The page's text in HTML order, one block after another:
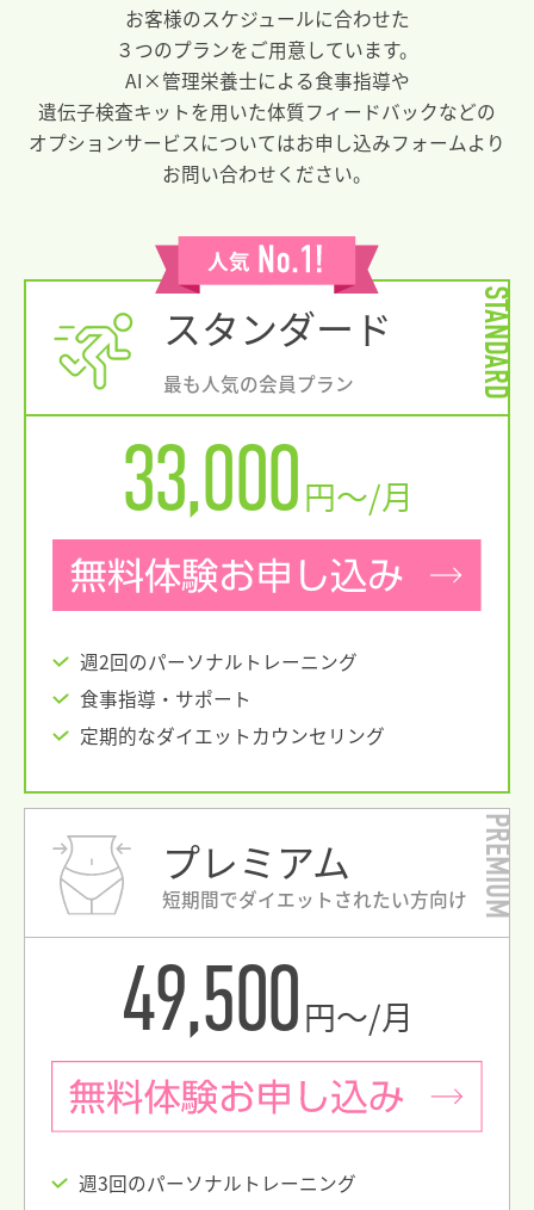
お客様のスケジュールに合わせた
３つのプランをご用意しています。
AI×管理栄養士による食事指導や
遺伝子検査キットを用いた体質フィードバックなどの
オプションサービスについてはお申し込みフォームより
お問い合わせください。
スタンダード
最も人気の会員プラン STANDARD
33,000円〜/月
週2回のパーソナルトレーニング
食事指導・サポート
定期的なダイエットカウンセリング
プレミアム
短期間でダイエットされたい方向け PREMIUM
49,500円〜/月
週3回のパーソナルトレーニング